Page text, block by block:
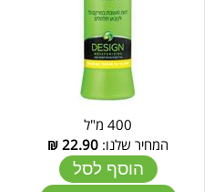
400 מ"ל
המחיר שלנו: 22.90
₪
הוסף לסל